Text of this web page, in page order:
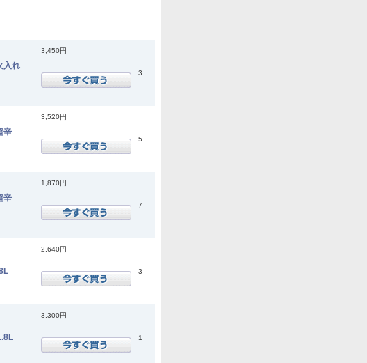
入れ
3,450円
3
辛
3,520円
5
辛
1,870円
7
2,640円
3
3,300円
1